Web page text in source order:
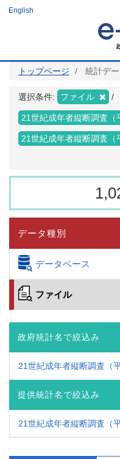
ツ
English
トップページ 統計デ
選択条件: ファイル
21世紀成年者縦断調査（
21世紀成年者縦断調査（
データ種別
データベース
ファイル
政府統計名で絞込み
21世紀成年者縦断調査（
提供統計名で絞込み
21世紀成年者縦断調査（